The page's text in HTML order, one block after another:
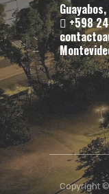
+598
Copyright ©